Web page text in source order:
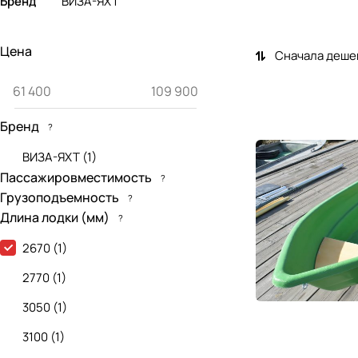
Сначала
Цена
Бренд ?
ВИЗА-ЯХТ (1)
Пассажировместимость ?
Грузоподъемность ?
Длина лодки (мм) ?
2670 (1)
2770 (1)
3050 (1)
3100 (1)